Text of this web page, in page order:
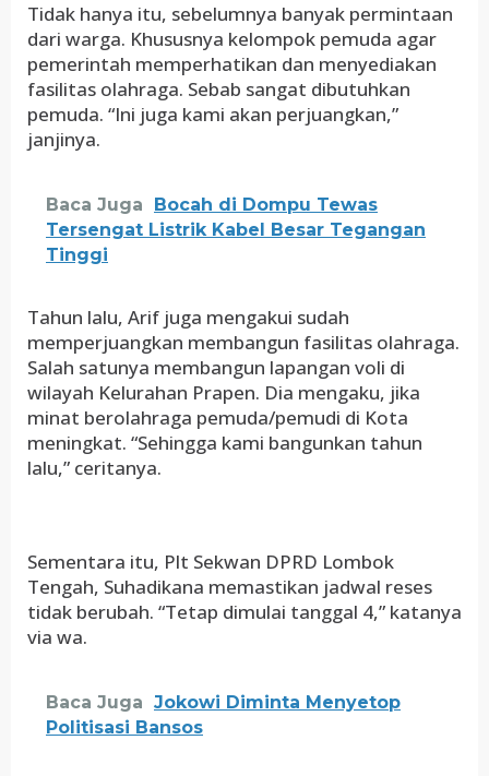
Tidak hanya itu, sebelumnya banyak permintaan
dari warga. Khususnya kelompok pemuda agar
pemerintah memperhatikan dan menyediakan
fasilitas olahraga. Sebab sangat dibutuhkan
pemuda. “Ini juga kami akan perjuangkan,”
janjinya.
Baca Juga
Bocah di Dompu Tewas
Tersengat Listrik Kabel Besar Tegangan
Tinggi
Tahun lalu, Arif juga mengakui sudah
memperjuangkan membangun fasilitas olahraga.
Salah satunya membangun lapangan voli di
wilayah Kelurahan Prapen. Dia mengaku, jika
minat berolahraga pemuda/pemudi di Kota
meningkat. “Sehingga kami bangunkan tahun
lalu,” ceritanya.
Sementara itu, Plt Sekwan DPRD Lombok
Tengah, Suhadikana memastikan jadwal reses
tidak berubah. “Tetap dimulai tanggal 4,” katanya
via wa.
Baca Juga Jokowi Diminta Menyetop
Politisasi Bansos